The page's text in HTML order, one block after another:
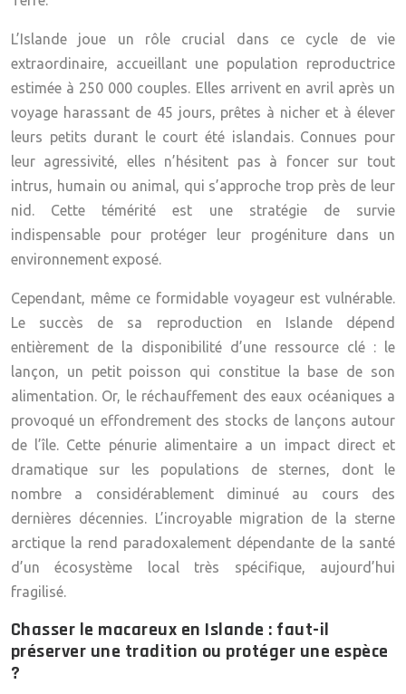
L’Islande joue un rôle crucial dans ce cycle de vie
extraordinaire, accueillant une population reproductrice
estimée à 250 000 couples. Elles arrivent en avril après un
voyage harassant de 45 jours, prêtes à nicher et à élever
leurs petits durant le court été islandais. Connues pour
leur agressivité, elles n’hésitent pas à foncer sur tout
intrus, humain ou animal, qui s’approche trop près de leur
nid. Cette témérité est une stratégie de survie
indispensable pour protéger leur progéniture dans un
environnement exposé.
Cependant, même ce formidable voyageur est vulnérable.
Le succès de sa reproduction en Islande dépend
entièrement de la disponibilité d’une ressource clé : le
lançon, un petit poisson qui constitue la base de son
alimentation. Or, le réchauffement des eaux océaniques a
provoqué un effondrement des stocks de lançons autour
de l’île. Cette pénurie alimentaire a un impact direct et
dramatique sur les populations de sternes, dont le
nombre a considérablement diminué au cours des
dernières décennies. L’incroyable migration de la sterne
arctique la rend paradoxalement dépendante de la santé
d’un écosystème local très spécifique, aujourd’hui
fragilisé.
Chasser le macareux en Islande : faut-il
préserver une tradition ou protéger une espèce
?